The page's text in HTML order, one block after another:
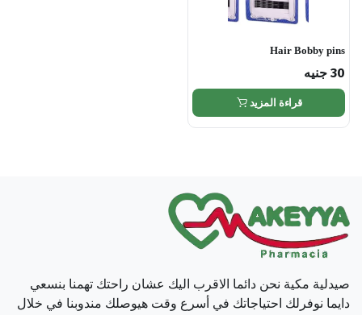
Hair Bobby pins
30 جنيه
قراءة المزيد
صيدلية مكية نحن دائما الاقرب اليك عشان راحتك تهمنا بنسعي
دايما نوفرلك احتياجاتك في أسرع وقت هيوصلك مندوبنا في خلال